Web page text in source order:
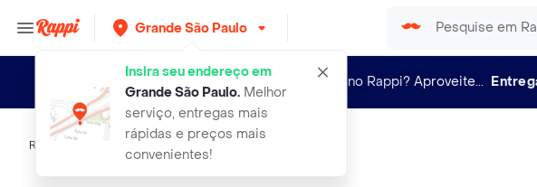
Grande São Paulo
Insira seu endereço em
Grande São Paulo.Melhor
serviço, entregas mais
rápidas e preços mais
convenientes!
Novo no Rappi? Aproveite...
Rappi linea adocante em po sweet natural